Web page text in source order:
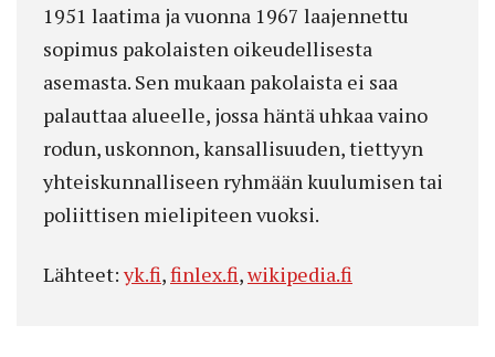
1951 laatima ja vuonna 1967 laajennettu
sopimus pakolaisten oikeudellisesta
asemasta. Sen mukaan pakolaista ei saa
palauttaa alueelle, jossa häntä uhkaa vaino
rodun, uskonnon, kansallisuuden, tiettyyn
yhteiskunnalliseen ryhmään kuulumisen tai
poliittisen mielipiteen vuoksi.
Lähteet: yk.fi,finlex.fi,wikipedia.fi